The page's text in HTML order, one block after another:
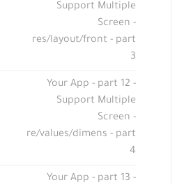
Support Multiple
Screen -
res/layout/front - part
3
Your App - part 12 -
Support Multiple
Screen -
re/values/dimens - part
4
Your App - part 13 -